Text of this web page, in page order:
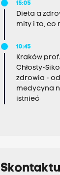
15:05
Dieta a
mity i to, co
10:45
Kraków
Chłosty-
zdrowia -
medycyna
istnieć